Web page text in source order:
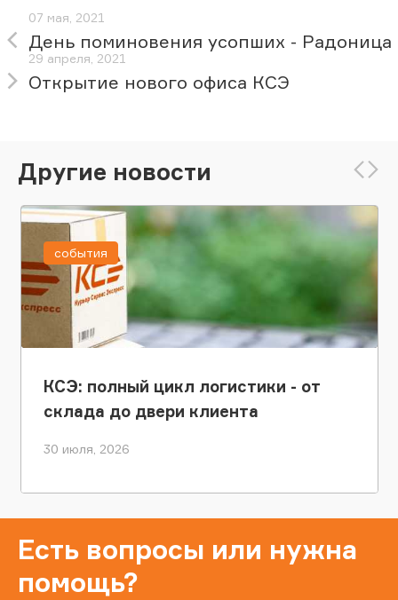
07 мая, 2021
День поминовения усопших - Радоница
29 апреля, 2021
Открытие нового офиса КСЭ
Другие новости
КСЭ: полный цикл логистики - от
склада до двери клиента
30 июля, 2026
события
Есть вопросы или нужна
помощь?